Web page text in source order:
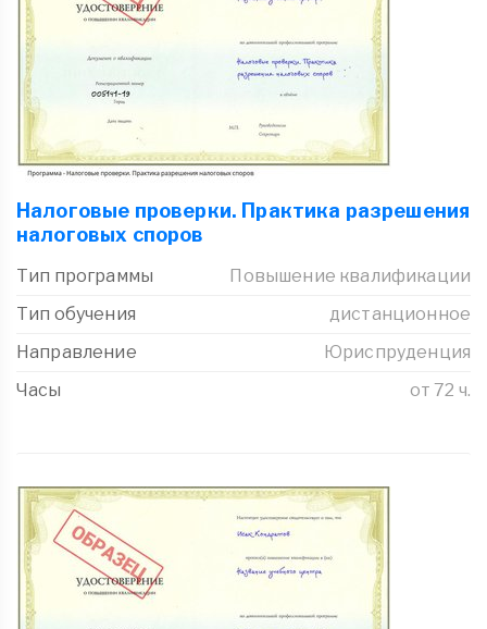
Налоговые проверки. Практика разрешения
налоговых споров
Тип программы
Повышение квалификации
Тип обучения
дистанционное
Направление
Юриспруденция
Часы
от 72 ч.